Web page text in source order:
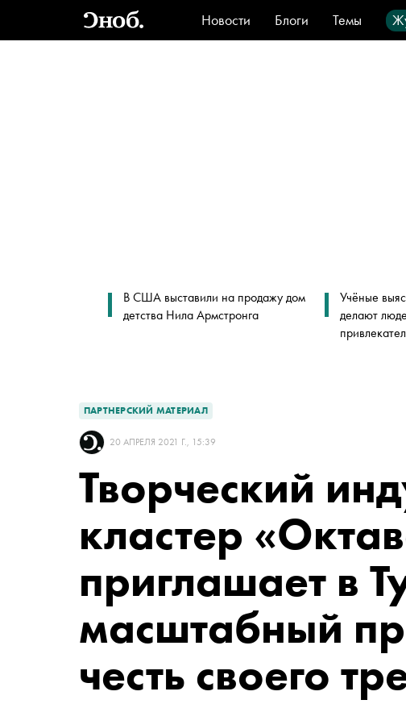
Новости Блоги Темы
Стиль
Видео
В США выставили на продажу дом
детства Нила Армстронга
Учёные
делают
ПАРТНЕРСКИЙ МАТЕРИАЛ
20 АПРЕЛЯ 2021 Г., 15:39
Творческий
кластер
приглашает в
масштабный
честь своего